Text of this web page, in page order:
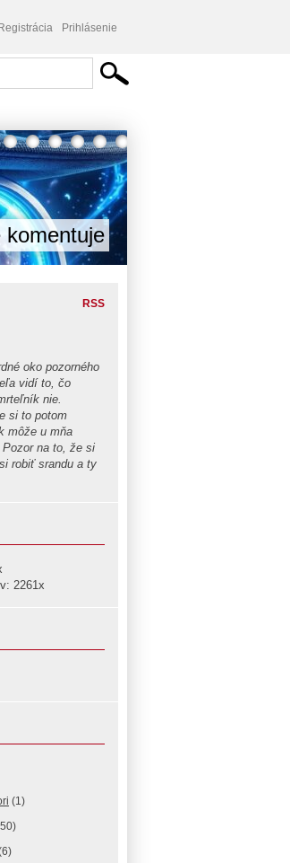
Registrácia Prihlásenie
komentuje
RSS
oko pozorného
vidí to, čo
nie.
si to potom
môže u mňa
na to, že si
robiť srandu a ty
2261x
(1)